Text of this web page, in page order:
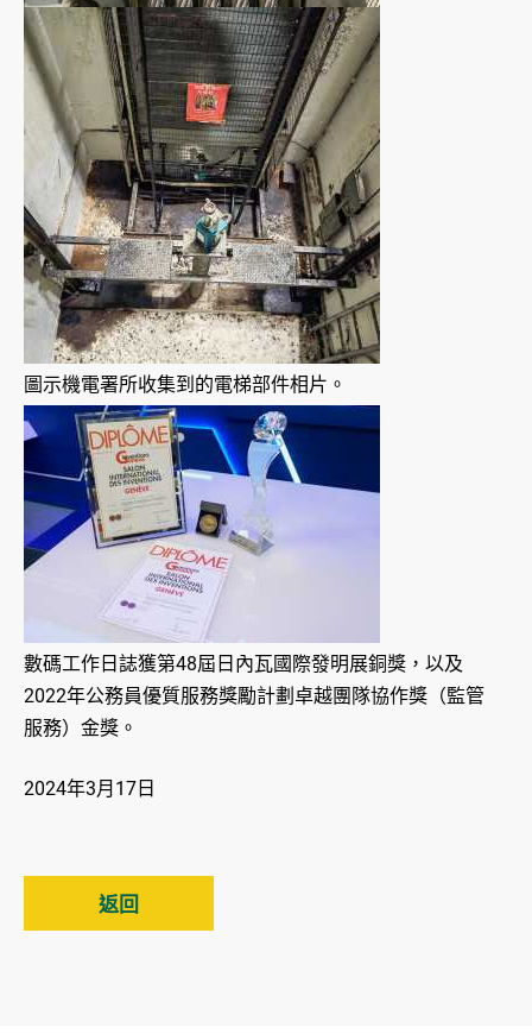
圖示機電署所收集到的電梯部件相片。
數碼工作日誌獲第48屆日內瓦國際發明展銅獎，以及
2022年公務員優質服務獎勵計劃卓越團隊協作獎（監管
服務）金獎。
2024年3月17日
返回